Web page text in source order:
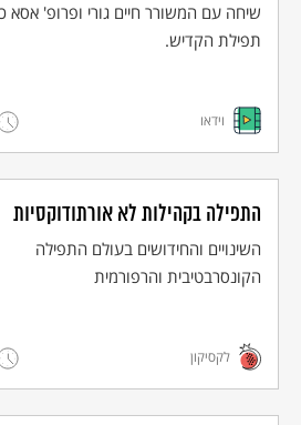
שיחה עם המשורר חיים גורי ופרופ' אסא
תפילת הקדיש.
וידאו
התפילה בקהילות לא אורתודוקסיות
השינויים והחידושים בעולם התפילה
הקונסרבטיבית והרפורמית
לקסיקון